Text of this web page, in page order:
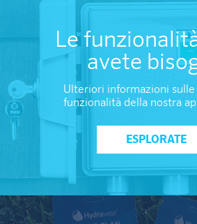
Le
avete
Ulteriori informazioni
funzionalità della nostra
ESPLORATE